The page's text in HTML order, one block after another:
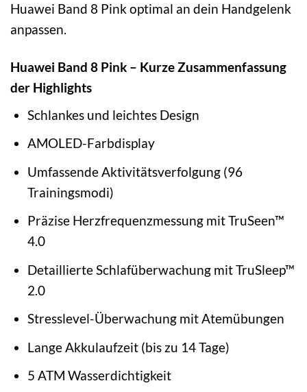
Huawei Band 8 Pink optimal an dein Handgelenk
anpassen.
Huawei Band 8 Pink – Kurze Zusammenfassung
der Highlights
Schlankes und leichtes Design
AMOLED-Farbdisplay
Umfassende Aktivitätsverfolgung (96
Trainingsmodi)
Präzise Herzfrequenzmessung mit TruSeen™
4.0
Detaillierte Schlafüberwachung mit TruSleep™
2.0
Stresslevel-Überwachung mit Atemübungen
Lange Akkulaufzeit (bis zu 14 Tage)
5 ATM Wasserdichtigkeit